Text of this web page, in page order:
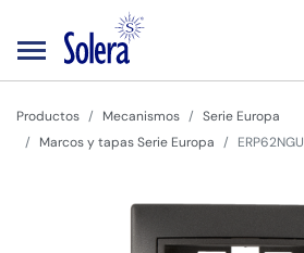
Productos Mecanismos
Serie Europa
Marcos y tapas Serie Europa
ERP62NGU